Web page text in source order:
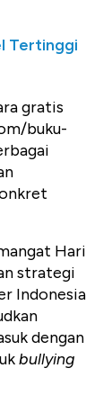
Tertinggi
gratis
buku-
Hari
strategi
Indonesia
dengan
bullying